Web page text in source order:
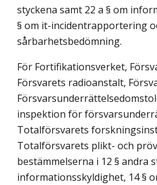
styckena samt 22 a § om
§ om it-incidentrapportering
sårbarhetsbedömning.
För Fortifikationsverket,
Försvarets radioanstalt,
inspektion för
Totalförsvarets
Totalförsvarets plikt- och
bestämmelserna i 12 § andra
informationsskyldighet, 14 §